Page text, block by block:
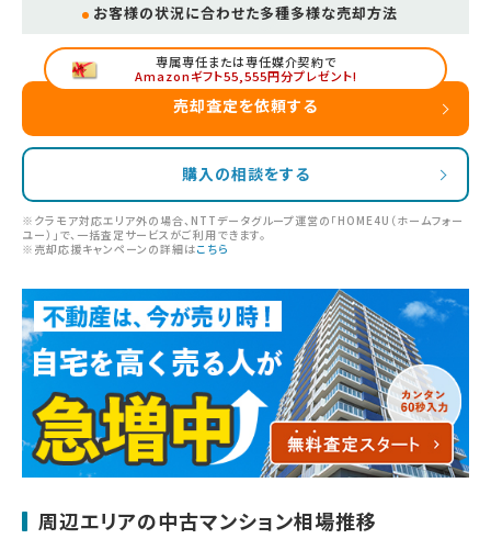
お客様の状況に合わせた多種多様な売却方法
専属専任または専任媒介契約で
Amazonギフト55,555円分プレゼント!
売却査定を依頼する
購入の相談をする
※クラモア対応エリア外の場合、NTTデータグループ運営の「HOME4U（ホームフォー
ユー）」で、一括査定サービスがご利用できます。
※売却応援キャンペーンの詳細はこちら
周辺エリアの中古マンション相場推移